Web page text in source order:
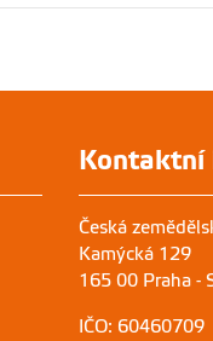
Kontaktní
Česká
Kamýcká 129
165 00 Praha -
IČO: 60460709